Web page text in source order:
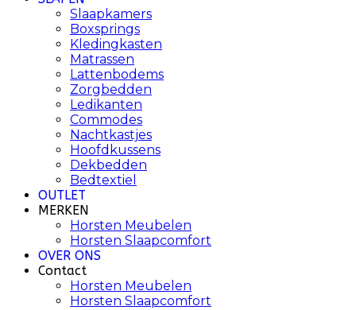
Slaapkamers
Boxsprings
Kledingkasten
Matrassen
Lattenbodems
Zorgbedden
Ledikanten
Commodes
Nachtkastjes
Hoofdkussens
Dekbedden
Bedtextiel
OUTLET
MERKEN
Horsten Meubelen
Horsten Slaapcomfort
OVER ONS
Contact
Horsten Meubelen
Horsten Slaapcomfort